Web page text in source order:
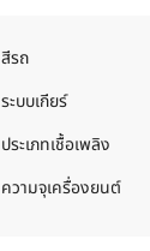
สีรถ
ระบบเกียร์
ประเภทเชื้อเพลิง
ความจุเครื่องยนต์